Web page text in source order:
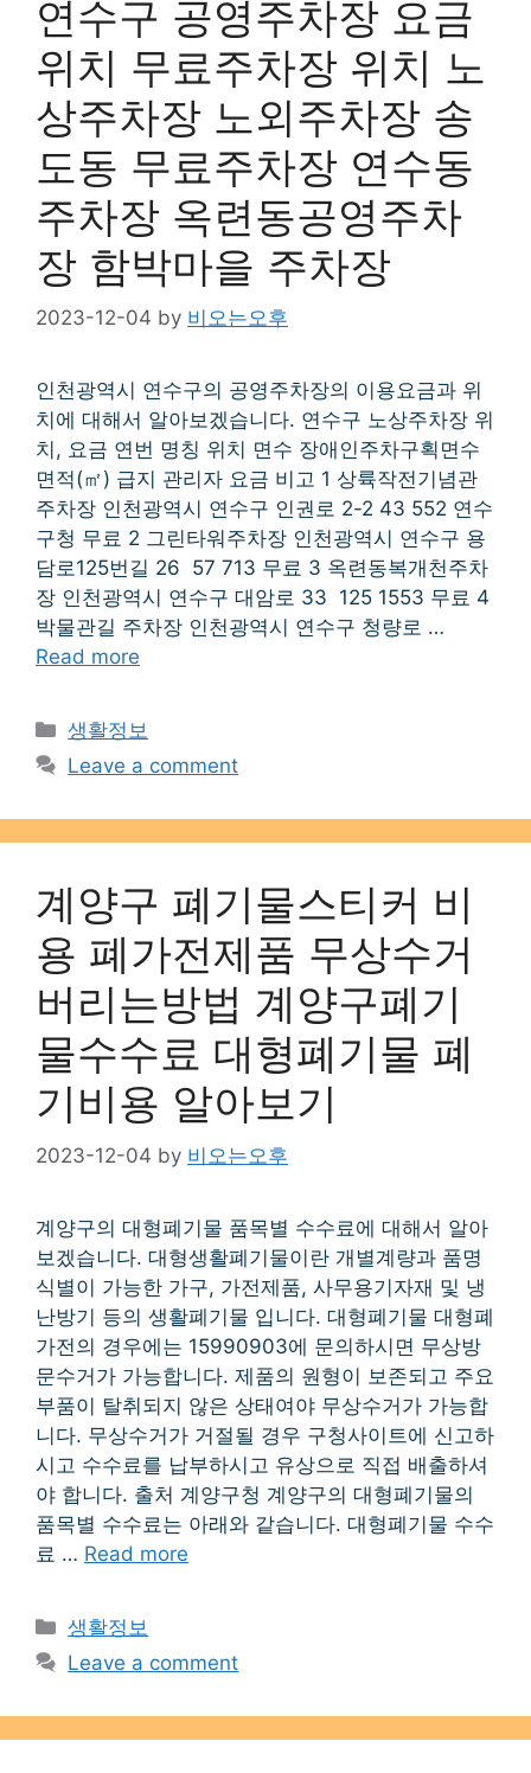
연수구 공영주차장 요금
위치 무료주차장 위치 노
상주차장 노외주차장 송
도동 무료주차장 연수동
주차장 옥련동공영주차
장 함박마을 주차장
2023-12-04 by 비오는오후
인천광역시 연수구의 공영주차장의 이용요금과 위
치에 대해서 알아보겠습니다. 연수구 노상주차장 위
치, 요금 연번 명칭 위치 면수 장애인주차구획면수
면적(㎡) 급지 관리자 요금 비고 1 상륙작전기념관
주차장 인천광역시 연수구 인권로 2-2 43 552 연수
구청 무료 2 그린타워주차장 인천광역시 연수구 용
담로125번길 26 57 713 무료 3 옥련동복개천주차
장 인천광역시 연수구 대암로 33 125 1553 무료 4
박물관길 주차장 인천광역시 연수구 청량로 …
Read more
Categories
생활정보
Leave a comment
계양구 폐기물스티커 비
용 폐가전제품 무상수거
버리는방법 계양구폐기
물수수료 대형폐기물 폐
기비용 알아보기
2023-12-04 by 비오는오후
계양구의 대형폐기물 품목별 수수료에 대해서 알아
보겠습니다. 대형생활폐기물이란 개별계량과 품명
식별이 가능한 가구, 가전제품, 사무용기자재 및 냉
난방기 등의 생활폐기물 입니다. 대형폐기물 대형폐
가전의 경우에는 15990903에 문의하시면 무상방
문수거가 가능합니다. 제품의 원형이 보존되고 주요
부품이 탈취되지 않은 상태여야 무상수거가 가능합
니다. 무상수거가 거절될 경우 구청사이트에 신고하
시고 수수료를 납부하시고 유상으로 직접 배출하셔
야 합니다. 출처 계양구청 계양구의 대형폐기물의
품목별 수수료는 아래와 같습니다. 대형폐기물 수수
료 … Read more
Categories
생활정보
Leave a comment